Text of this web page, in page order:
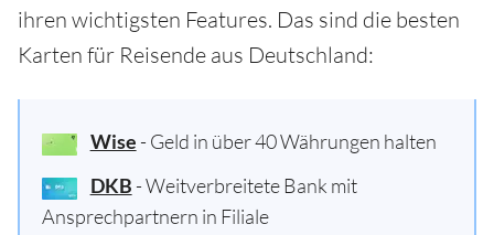
ihren wichtigsten Features. Das sind die besten
Karten für Reisende aus Deutschland:
Wise - Geld in über 40 Währungen halten
DKB - Weitverbreitete Bank mit
Ansprechpartnern in Filiale